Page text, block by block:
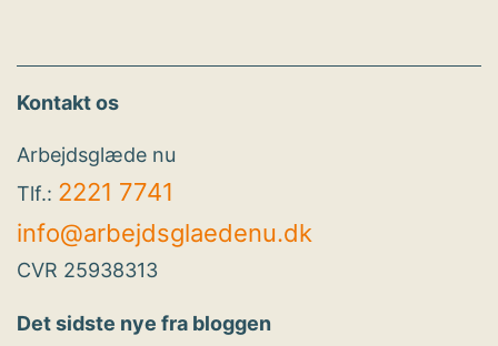
Kontakt os
Arbejdsglæde nu
Tlf.: 2221 7741
info@arbejdsglaedenu.dk
CVR 25938313
Det sidste nye fra bloggen